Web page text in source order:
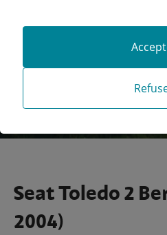
Recherche
Seat Toledo 2
2004)